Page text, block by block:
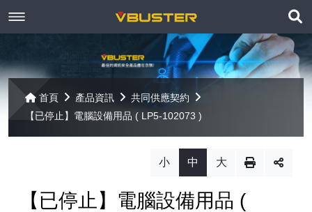
開
聯絡我們
最新消息
產品資訊
Mac 解決方案
Open-E
相關下載
相關連結
首頁 產品資訊
共同供應契約
【已停止】電腦設備用品 ( LP5-102073 )
小 中 大
【已停止】電腦設備用品 (